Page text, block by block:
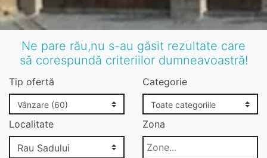
Ne pare rău,nu s-au găsit rezultate care
să corespundă criteriilor dumneavoastră!
Tip ofertă Categorie
Localitate Zona